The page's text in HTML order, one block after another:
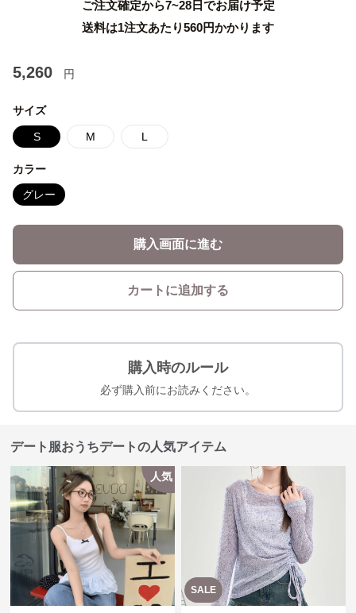
ご注文確定から7~28日でお届け予定
送料は1注文あたり560円かかります
5,260 円
サイズ
S M L
カラー
グレー
購入画面に進む
カートに追加する
購入時のルール
必ず購入前にお読みください。
デート服おうちデートの人気アイテム
人気
SALE